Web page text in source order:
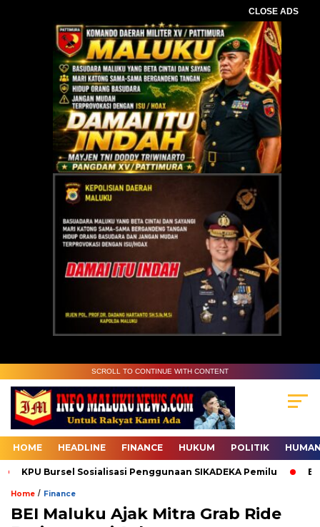
CLOSE ADS
SCROLL TO CONTINUE WITH CONTENT
HOME HEADLINE FINANCE HUKUM POLITIK
KPU Bursel Sosialisasi Penggunaan SIKADEKA Pemilu
Home / Finance
BEI Maluku Ajak Mitra Grab Ride